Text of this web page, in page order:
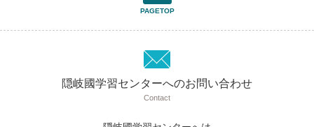
PAGETOP
隠岐國学習センターへのお問い合わせ
Contact